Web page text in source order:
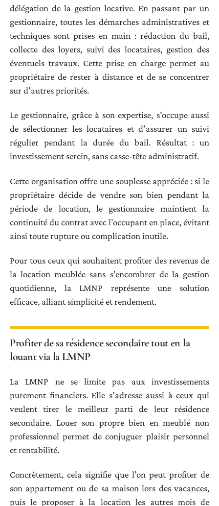
délégation de la gestion locative. En passant par un
gestionnaire, toutes les démarches administratives et
techniques sont prises en main : rédaction du bail,
collecte des loyers, suivi des locataires, gestion des
éventuels travaux. Cette prise en charge permet au
propriétaire de rester à distance et de se concentrer
sur d’autres priorités.
Le gestionnaire, grâce à son expertise, s’occupe aussi
de sélectionner les locataires et d’assurer un suivi
régulier pendant la durée du bail. Résultat : un
investissement serein, sans casse-tête administratif.
Cette organisation offre une souplesse appréciée : si le
propriétaire décide de vendre son bien pendant la
période de location, le gestionnaire maintient la
continuité du contrat avec l’occupant en place, évitant
ainsi toute rupture ou complication inutile.
Pour tous ceux qui souhaitent profiter des revenus de
la location meublée sans s’encombrer de la gestion
quotidienne, la LMNP représente une solution
efficace, alliant simplicité et rendement.
Profiter de sa résidence secondaire tout en la
louant via la LMNP
La LMNP ne se limite pas aux investissements
purement financiers. Elle s’adresse aussi à ceux qui
veulent tirer le meilleur parti de leur résidence
secondaire. Louer son propre bien en meublé non
professionnel permet de conjuguer plaisir personnel
et rentabilité.
Concrètement, cela signifie que l’on peut profiter de
son appartement ou de sa maison lors des vacances,
puis le proposer à la location les autres mois de